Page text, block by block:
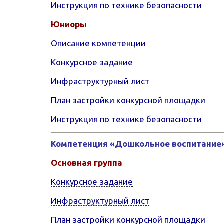
Инструкция по технике безопасности
Юниоры
Описание компетенции
Конкурсное задание
Инфраструктурный лист
План застройки конкурсной площадки
Инструкция по технике безопасности
Компетенция «Дошкольное
Основная группа
Конкурсное задание
Инфраструктурный лист
План застройки конкурсной площадки